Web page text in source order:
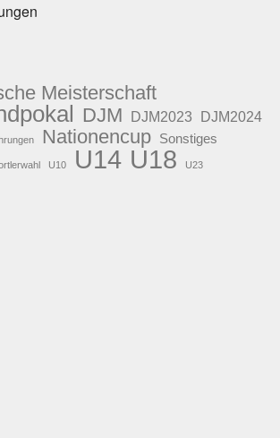
Meisterschaft
DJM DJM2023 DJM2024
Nationencup Sonstiges
U10 U14 U18 U23